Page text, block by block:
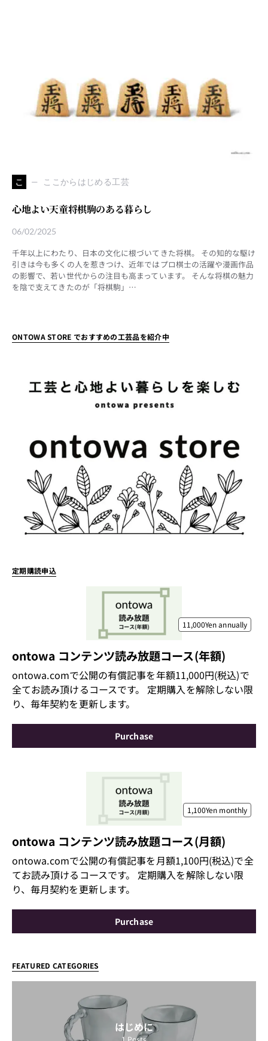
こ ここからはじめる工芸
心地よい天童将棋駒のある暮らし
06/02/2025
千年以上にわたり、日本の文化に根づいてきた将棋。 その知的な駆け
引きは今も多くの人を惹きつけ、近年ではプロ棋士の活躍や漫画作品
の影響で、若い世代からの注目も高まっています。 そんな将棋の魅力
を陰で支えてきたのが「将棋駒」…
ONTOWA STORE でおすすめの工芸品を紹介中
定期購読申込
11,000Yenannually
ontowa コンテンツ読み放題コース(年額)
ontowa.comで公開の有償記事を年額11,000円(税込)で
全てお読み頂けるコースです。 定期購入を解除しない限
り、毎年契約を更新します。
Purchase
1,100Yen monthly
ontowa コンテンツ読み放題コース(月額)
ontowa.comで公開の有償記事を月額1,100円(税込)で全
てお読み頂けるコースです。 定期購入を解除しない限
り、毎月契約を更新します。
Purchase
FEATURED CATEGORIES
はじめに
1 Posts